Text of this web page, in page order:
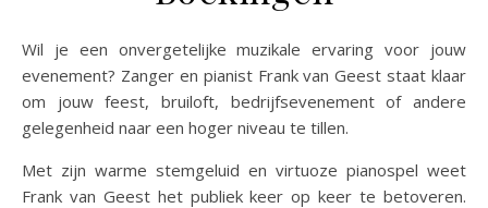
Wil je een onvergetelijke muzikale ervaring voor jouw
evenement? Zanger en pianist Frank van Geest staat klaar
om jouw feest, bruiloft, bedrijfsevenement of andere
gelegenheid naar een hoger niveau te tillen.
Met zijn warme stemgeluid en virtuoze pianospel weet
Frank van Geest het publiek keer op keer te betoveren.